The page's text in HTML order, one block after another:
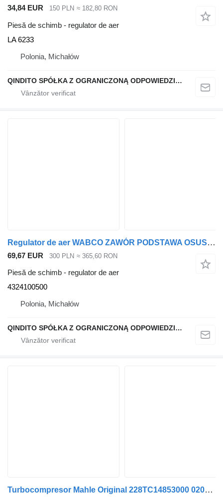
34,84 EUR 150 PLN ≈ 182,80 RON
Piesă de schimb - regulator de aer
LA 6233
Polonia, Michałów
QINDITO SPÓŁKA Z OGRANICZONĄ ODPOWIEDZIALNOŚCIĄ
Regulator de aer WABCO ZAWÓR PODSTAWA OSUSZACZA 4324100500 pentru cap tractor MAN L2000
69,67 EUR 300 PLN ≈ 365,60 RON
Piesă de schimb - regulator de aer
4324100500
Polonia, Michałów
QINDITO SPÓŁKA Z OGRANICZONĄ ODPOWIEDZIALNOŚCIĄ
Turbocompresor Mahle Original 228TC14853000 0207-02-9012P pentru cap tractor MAN L2000